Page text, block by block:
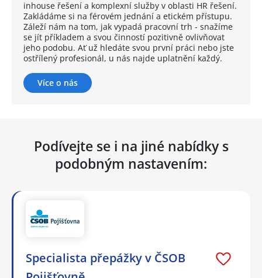
inhouse řešení a komplexní služby v oblasti HR řešení.
Zakládáme si na férovém jednání a etickém přístupu.
Záleží nám na tom, jak vypadá pracovní trh - snažíme
se jít příkladem a svou činností pozitivně ovlivňovat
jeho podobu. Ať už hledáte svou první práci nebo jste
ostřílený profesionál, u nás najde uplatnění každý.
Více o nás
Podívejte se i na jiné nabídky s
podobným nastavením:
Specialista přepážky v ČSOB